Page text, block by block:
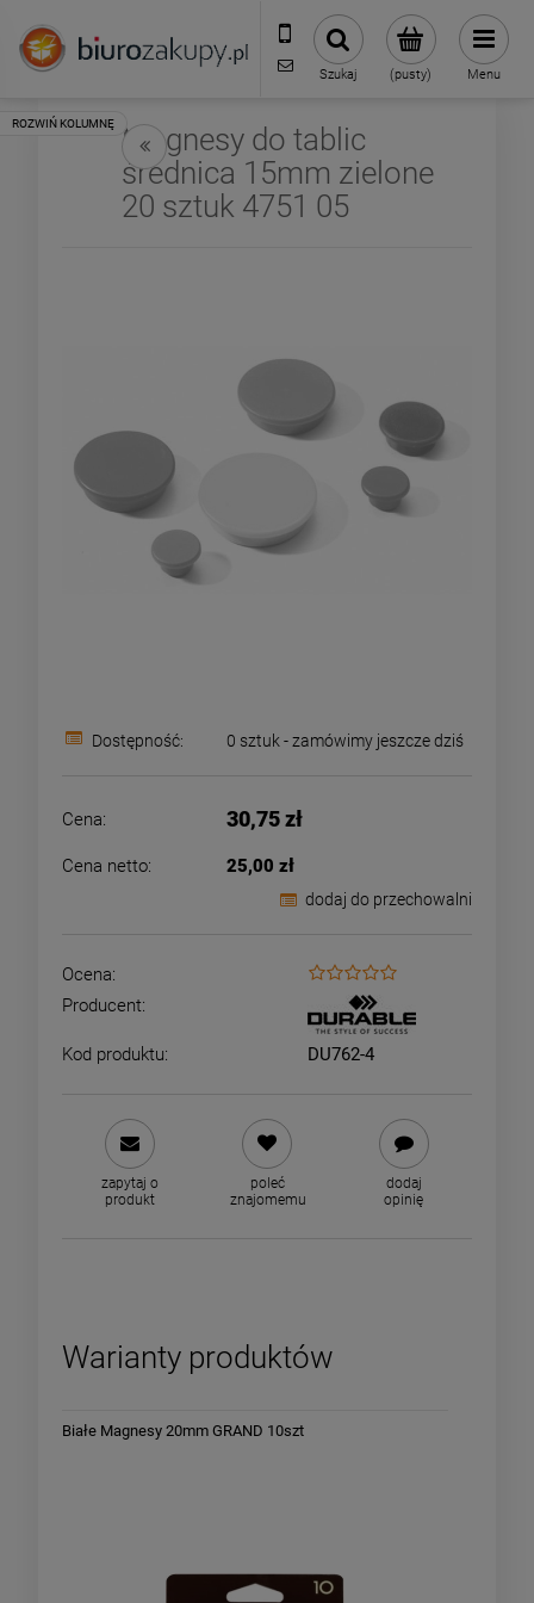
32 70 50 250
sklep@biurozakupy.pl
(pusty)
Szukaj Menu
Magnesy do tablic
średnica 15mm zielone
20 sztuk 4751 05
Dostępność: 0 sztuk - zamówimy jeszcze dziś
Cena: 30,75 zł
Cena netto: 25,00 zł
dodaj do przechowalni
Ocena:
Producent:
Kod produktu: DU762-4
zapytaj o
produkt
poleć
znajomemu
dodaj
opinię
Warianty produktów
Białe Magnesy 20mm GRAND 10szt